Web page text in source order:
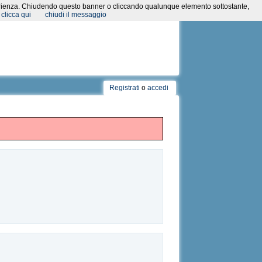
Registrati o accedi
Chiudendo questo banner o cliccando qualunque elemento sottostante,
clicca qui chiudi il messaggio